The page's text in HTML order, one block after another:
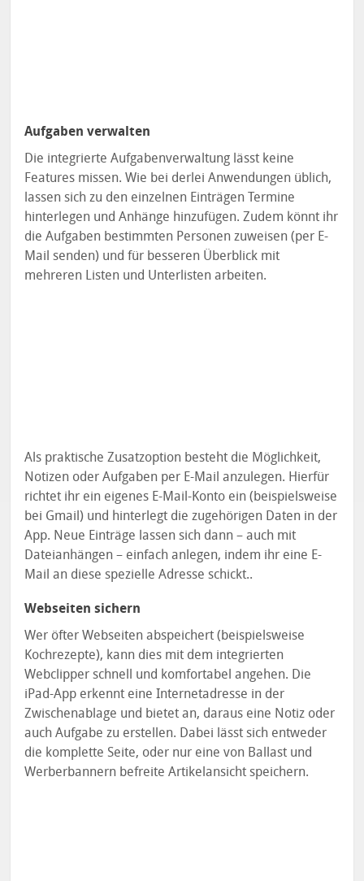
Aufgaben verwalten
Die integrierte Aufgabenverwaltung lässt keine
Features missen. Wie bei derlei Anwendungen üblich,
lassen sich zu den einzelnen Einträgen Termine
hinterlegen und Anhänge hinzufügen. Zudem könnt ihr
die Aufgaben bestimmten Personen zuweisen (per E-
Mail senden) und für besseren Überblick mit
mehreren Listen und Unterlisten arbeiten.
Als praktische Zusatzoption besteht die Möglichkeit,
Notizen oder Aufgaben per E-Mail anzulegen. Hierfür
richtet ihr ein eigenes E-Mail-Konto ein (beispielsweise
bei Gmail) und hinterlegt die zugehörigen Daten in der
App. Neue Einträge lassen sich dann – auch mit
Dateianhängen – einfach anlegen, indem ihr eine E-
Mail an diese spezielle Adresse schickt..
Webseiten sichern
Wer öfter Webseiten abspeichert (beispielsweise
Kochrezepte), kann dies mit dem integrierten
Webclipper schnell und komfortabel angehen. Die
iPad-App erkennt eine Internetadresse in der
Zwischenablage und bietet an, daraus eine Notiz oder
auch Aufgabe zu erstellen. Dabei lässt sich entweder
die komplette Seite, oder nur eine von Ballast und
Werberbannern befreite Artikelansicht speichern.